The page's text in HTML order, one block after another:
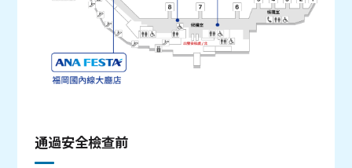
通過安全檢查前